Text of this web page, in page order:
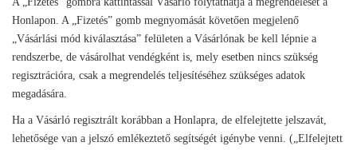
Honlapon. A „Fizetés” gomb megnyomását követően megjelenő
„Vásárlási mód kiválasztása” felületen a Vásárlónak be kell lépnie a
rendszerbe, de vásárolhat vendégként is, mely esetben nincs szükség
regisztrációra, csak a megrendelés teljesítéséhez szükséges adatok
megadására.
Ha a Vásárló regisztrált korábban a Honlapra, de elfelejtette jelszavát,
lehetősége van a jelszó emlékeztető segítségét igénybe venni. („Elfelejtett